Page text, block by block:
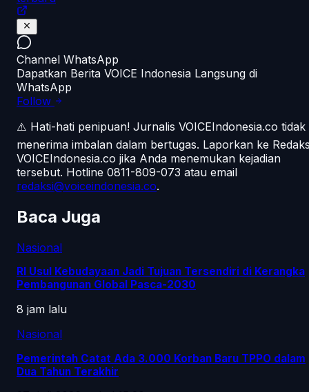
Channel WhatsApp
Dapatkan Berita VOICE Indonesia Langsung di
WhatsApp
Follow
⚠️ Hati-hati penipuan! Jurnalis VOICEIndonesia.co tidak
menerima imbalan dalam bertugas. Laporkan ke
VOICEIndonesia.co jika Anda menemukan kejadian
tersebut. Hotline 0811-809-073 atau email
redaksi@voiceindonesia.co.
Baca Juga
Nasional
RI Usul Kebudayaan Jadi Tujuan Tersendiri di Kerangka
Pembangunan Global Pasca-2030
8 jam lalu
Nasional
Pemerintah Catat Ada 3.000 Korban Baru TPPO dalam
Dua Tahun Terakhir